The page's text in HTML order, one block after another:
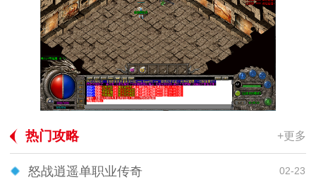
热门攻略 +更多
怒战逍遥单职业传奇 02-23